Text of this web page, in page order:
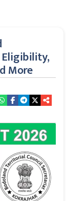
More